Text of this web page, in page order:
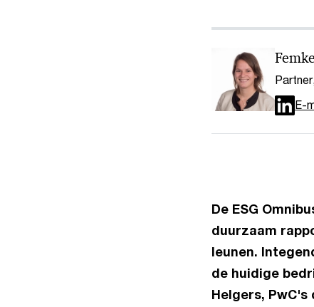
E-
De ESG
duurzaam
leunen.
de huidige
Helgers,